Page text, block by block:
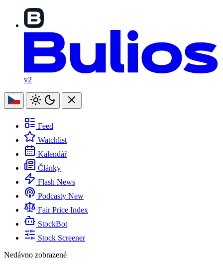
v2
Feed
Watchlist
Kalendář
Články
Flash News
Podcasty New
Fair Price Index
StockBot
Stock Screener
Nedávno zobrazené